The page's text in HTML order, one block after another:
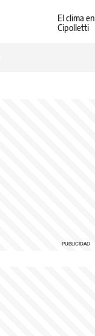
El clima en
Cipolletti